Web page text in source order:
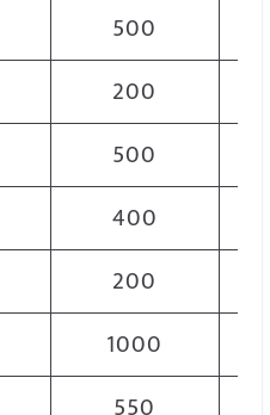
500
200
500
400
200
1000